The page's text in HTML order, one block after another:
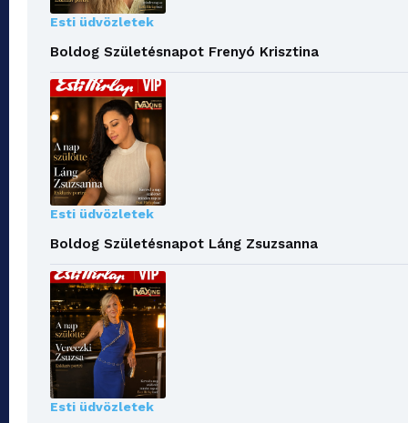
Esti üdvözletek
Boldog Születésnapot Frenyó Krisztina
Esti üdvözletek
Boldog Születésnapot Láng Zsuzsanna
Esti üdvözletek